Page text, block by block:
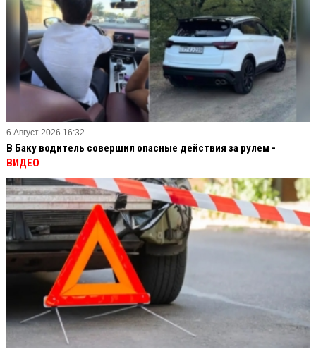
6 Август 2026 16:32
В Баку водитель совершил опасные действия за рулем -
ВИДЕО